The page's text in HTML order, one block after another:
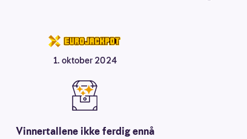
1. oktober 2024
Vinnertallene ikke ferdig ennå